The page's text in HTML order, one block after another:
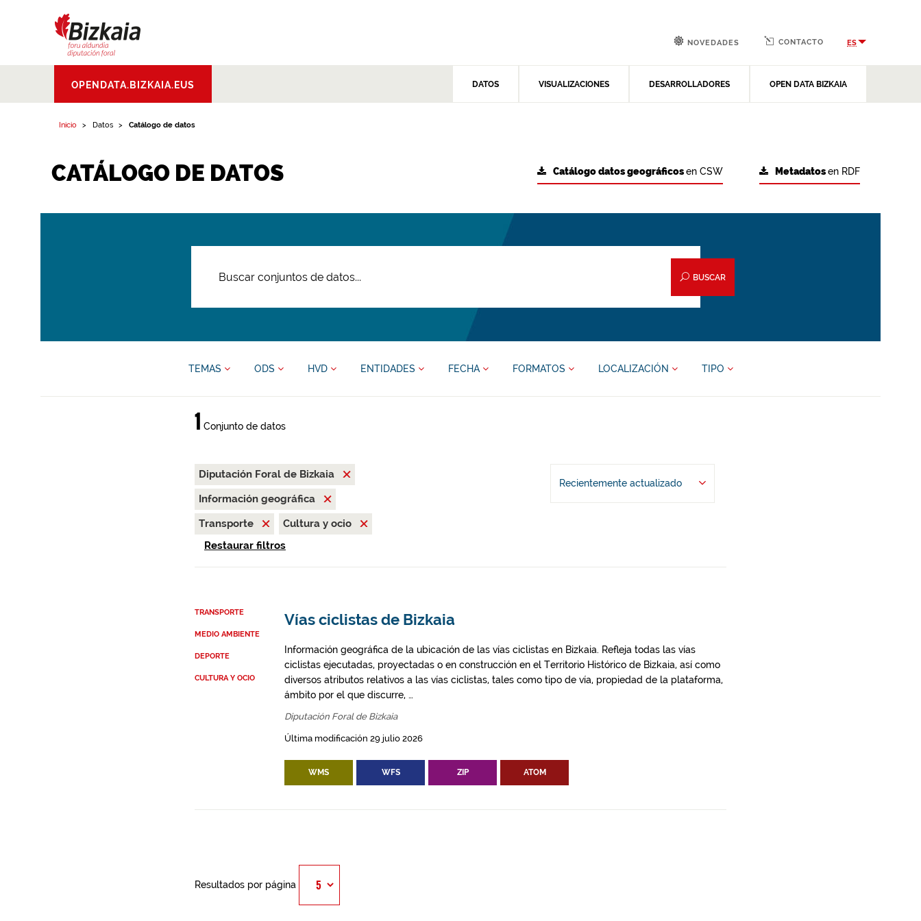
Aldundia.Diputacion
Foral de Bizkaia
OPENDATA.BIZKAIA.EUS DATOS VISUALIZACIONES DESARROLLADORES OPEN DATA BIZKAIA
NOVEDADES CONTACTO ES
Inicio Datos Catálogo de datos
CATÁLOGO DE DATOS Metadatosen RDF
Catálogo datos geográficosen CSW
BUSCAR
TEMAS ODS HVD ENTIDADES FECHA FORMATOS LOCALIZACIÓN TIPO
1 Conjunto de datos
Diputación Foral de Bizkaia
Información geográfica
Transporte
Cultura y ocio
Restaurar filtros
Recientemente actualizado
TRANSPORTE
MEDIO AMBIENTE
DEPORTE
CULTURA Y OCIO
Vías ciclistas de Bizkaia
Información geográfica de la ubicación de las vías ciclistas en Bizkaia. Refleja todas las vías
ciclistas ejecutadas, proyectadas o en construcción en el Territorio Histórico de Bizkaia, así como
diversos atributos relativos a las vías ciclistas, tales como tipo de vía, propiedad de la plataforma,
ámbito por el que discurre, …
Diputación Foral de Bizkaia
Última modificación 29 julio 2026
WMS WFS ZIP ATOM
Resultados por página